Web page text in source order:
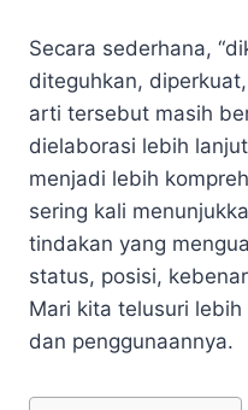
Secara sederhana,
diteguhkan,
arti tersebut masih
dielaborasi lebih
menjadi lebih
sering kali
tindakan yang
status, posisi,
Mari kita telusuri
dan penggunaannya.